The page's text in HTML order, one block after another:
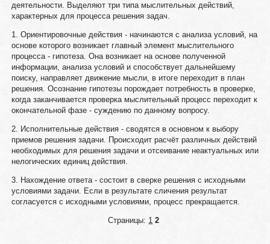
деятельности. Выделяют три типа мыслительных действий,
характерных для процесса решения задач.
1. Ориентировочные действия - начинаются с анализа условий, на
основе которого возникает главный элемент мыслительного
процесса - гипотеза. Она возникает на основе полученной
информации, анализа условий и способствует дальнейшему
поиску, направляет движение мысли, в итоге переходит в план
решения. Осознание гипотезы порождает потребность в проверке,
когда заканчивается проверка мыслительный процесс переходит к
окончательной фазе - суждению по данному вопросу.
2. Исполнительные действия - сводятся в основном к выбору
приемов решения задачи. Происходит расчёт различных действий
необходимых для решения задачи и отсеивание неактуальных или
нелогических единиц действия.
3. Нахождение ответа - состоит в сверке решения с исходными
условиями задачи. Если в результате сличения результат
согласуется с исходными условиями, процесс прекращается.
Страницы: 1 2